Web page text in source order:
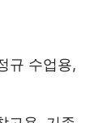
규 수업용,